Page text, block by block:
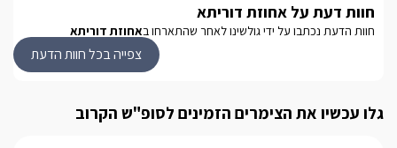
זרמים מפואר. עוד לכל זוג מצפים זוג אופניים בגן הסוויטה, איתם
ניתן לטייל בסביבה ולהגיע לחוף אכזיב הסמוך. הגנים הגדולים
והמרשימים של אחוזת דוריתא כוללים בנוסף בריכת שחייה בנויה
חוות דעת על אחוזת דוריתא
חוות הדעת נכתבו על ידי גולשינו לאחר שהתארחו באחוזת דוריתא
צפייה בכל חוות הדעת
גלו עכשיו את הצימרים הזמינים לסופ"ש הקרוב